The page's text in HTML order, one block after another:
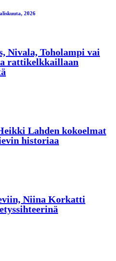
2026
Nivala, Toholampi vai
rattikelkkaillaan
Lahden kokoelmat
historiaa
Niina Korkatti